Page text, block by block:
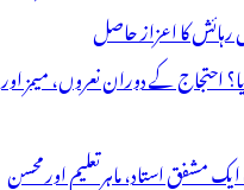
رہائش کا اعزاز حاصل
کے دوران نعروں، میمز اور
مشفق استاد، ماہرِتعلیم اور محسنِ